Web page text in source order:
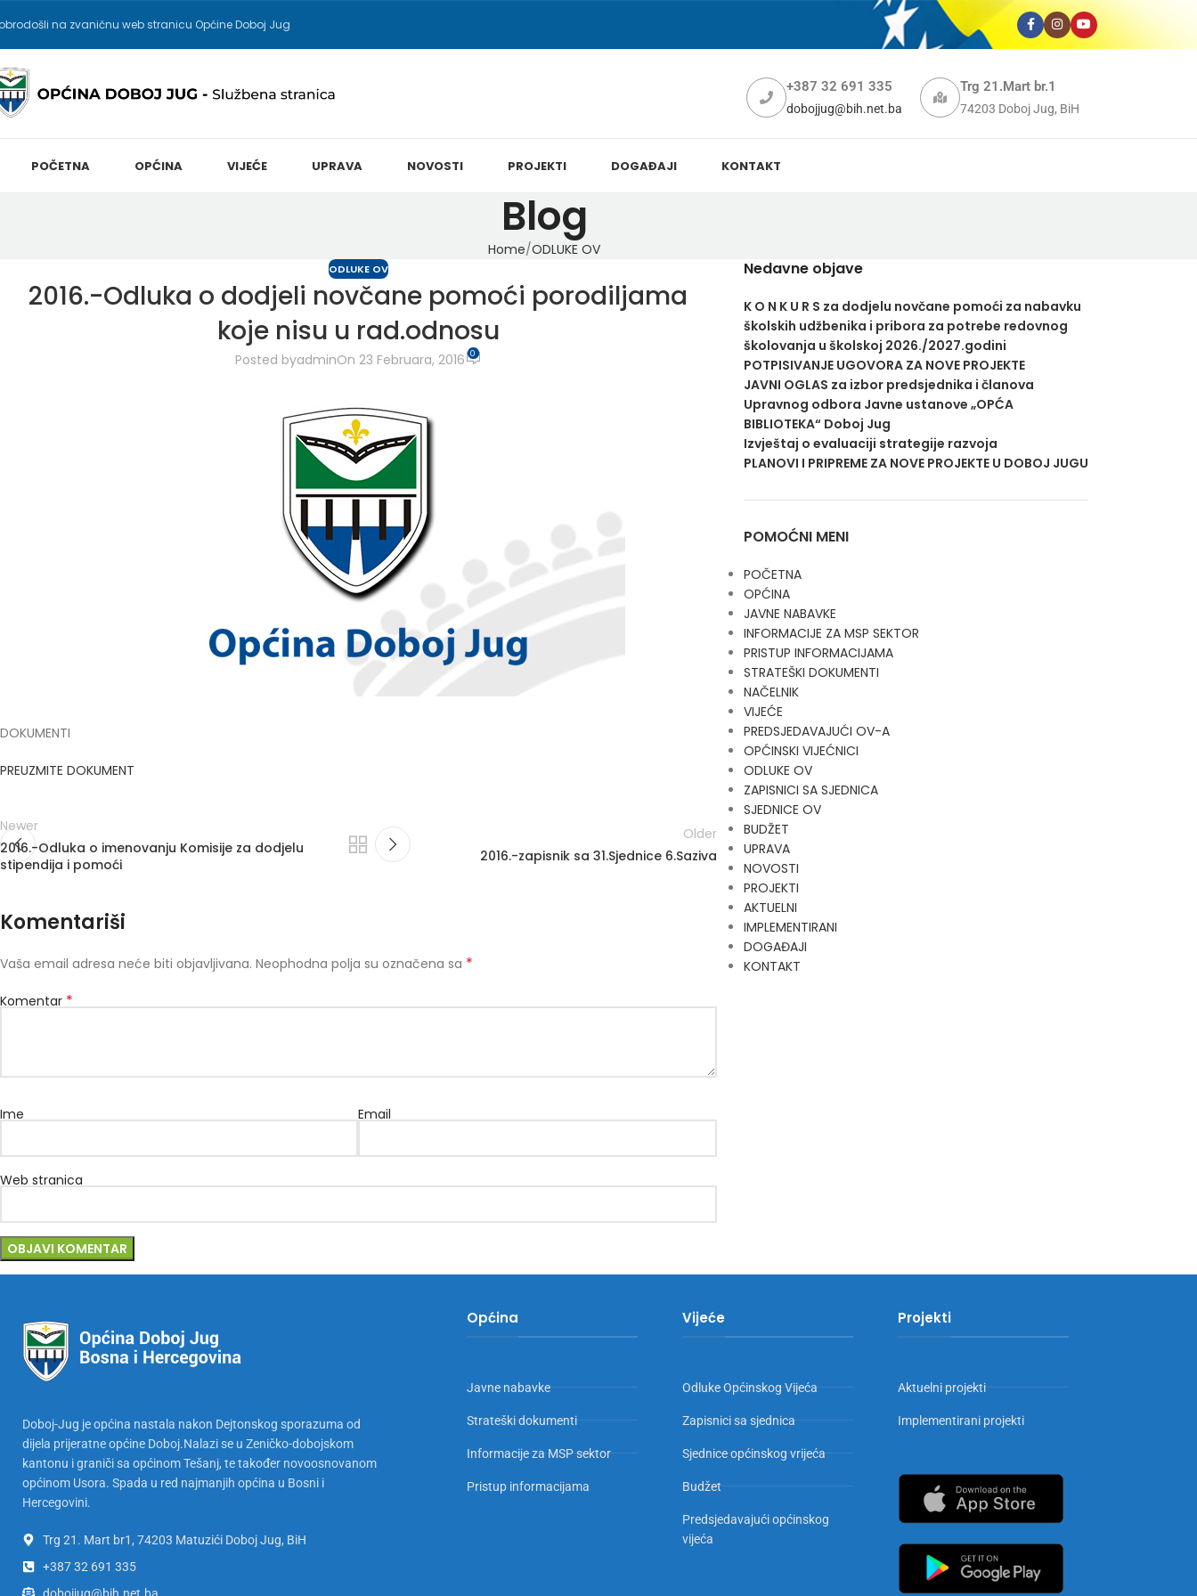
na zvaničnu web stranicu Općine Doboj Jug
+387 32 691 335
dobojjug@bih.net.ba
Trg 21.Mart br.1
74203 Doboj Jug, BiH
POČETNA OPĆINA VIJEĆE UPRAVA NOVOSTI PROJEKTI DOGAĐAJI KONTAKT
Blog
Home ODLUKE OV
ODLUKE OV
2016.-Odluka o dodjeli novčane pomoći porodiljama
koje nisu u rad.odnosu
Posted byadminOn 23 Februara, 2016 0
DOKUMENTI
PREUZMITE DOKUMENT
Newer
2016.-Odluka o imenovanju Komisije za dodjelu
stipendija i pomoći
Older
2016.-zapisnik sa 31.Sjednice 6.Saziva
Komentariši
Vaša email adresa neće biti objavljivana. Neophodna polja su označena sa *
Komentar *
Ime Email
Web stranica
Nedavne objave
K O N K U R S za dodjelu novčane pomoći za nabavku
školskih udžbenika i pribora za potrebe redovnog
školovanja u školskoj 2026./2027.godini
POTPISIVANJE UGOVORA ZA NOVE PROJEKTE
JAVNI OGLAS za izbor predsjednika i članova
Upravnog odbora Javne ustanove „OPĆA
BIBLIOTEKA“ Doboj Jug
Izvještaj o evaluaciji strategije razvoja
PLANOVI I PRIPREME ZA NOVE PROJEKTE U DOBOJ JUGU
POMOĆNI MENI
POČETNA
OPĆINA
JAVNE NABAVKE
INFORMACIJE ZA MSP SEKTOR
PRISTUP INFORMACIJAMA
STRATEŠKI DOKUMENTI
NAČELNIK
VIJEĆE
PREDSJEDAVAJUĆI OV-A
OPĆINSKI VIJEĆNICI
ODLUKE OV
ZAPISNICI SA SJEDNICA
SJEDNICE OV
BUDŽET
UPRAVA
NOVOSTI
PROJEKTI
AKTUELNI
IMPLEMENTIRANI
DOGAĐAJI
KONTAKT
Doboj-Jug je općina nastala nakon Dejtonskog sporazuma od
dijela prijeratne općine Doboj.Nalazi se u Zeničko-dobojskom
kantonu i graniči sa općinom Tešanj, te također novoosnovanom
općinom Usora. Spada u red najmanjih općina u Bosni i
Hercegovini.
Trg 21. Mart br1, 74203 Matuzići Doboj Jug, BiH
+387 32 691 335
Općina
Javne nabavke
Strateški dokumenti
Informacije za MSP sektor
Pristup informacijama
Vijeće
Odluke Općinskog Vijeća
Zapisnici sa sjednica
Sjednice općinskog vrijeća
Budžet
Predsjedavajući općinskog
vijeća
Projekti
Aktuelni projekti
Implementirani projekti